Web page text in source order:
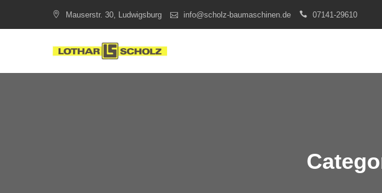
Mauserstr. 30, Ludwigsburg info@scholz-baumaschinen.de 07141-29610